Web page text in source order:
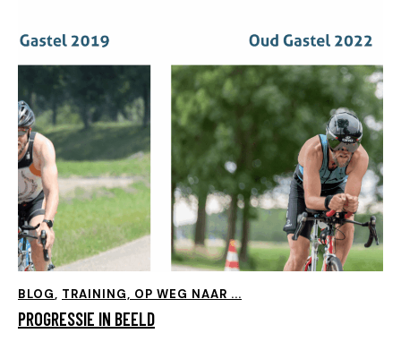
BLOG, TRAINING, OP WEG NAAR ...
PROGRESSIE IN BEELD